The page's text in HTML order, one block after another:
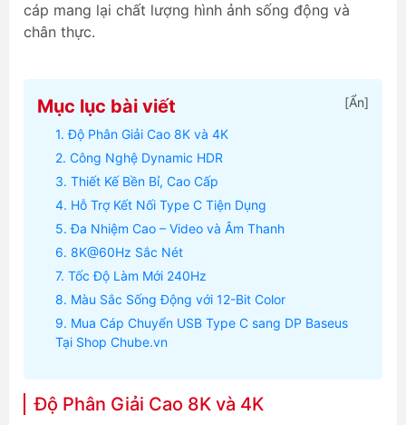
cáp mang lại chất lượng hình ảnh sống động và
chân thực.
Mục lục bài viết [Ẩn]
Độ Phân Giải Cao 8K và 4K
Công Nghệ Dynamic HDR
Thiết Kế Bền Bỉ, Cao Cấp
Hỗ Trợ Kết Nối Type C Tiện Dụng
Đa Nhiệm Cao – Video và Âm Thanh
8K@60Hz Sắc Nét
Tốc Độ Làm Mới 240Hz
Màu Sắc Sống Động với 12-Bit Color
Mua Cáp Chuyển USB Type C sang DP Baseus
Tại Shop Chube.vn
Độ Phân Giải Cao 8K và 4K